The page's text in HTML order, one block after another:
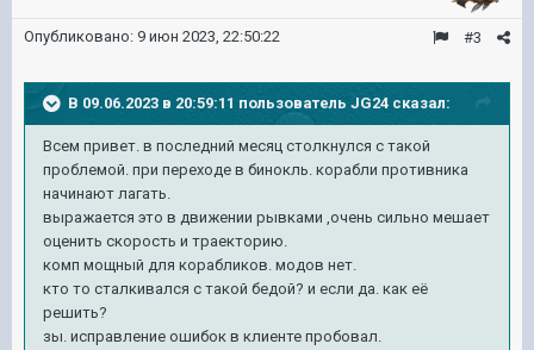
#3
Опубликовано: 9 июн 2023, 22:50:22
В 09.06.2023 в 20:59:11 пользователь JG24 сказал:
Всем привет. в последний месяц столкнулся с такой
проблемой. при переходе в бинокль. корабли противника
начинают лагать.
выражается это в движении рывками ,очень сильно мешает
оценить скорость и траекторию.
комп мощный для корабликов. модов нет.
кто то сталкивался с такой бедой? и если да. как её
решить?
зы. исправление ошибок в клиенте пробовал.